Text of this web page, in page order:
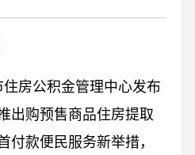
房公积金管理中心发布
出购预售商品住房提取
付款便民服务新举措，